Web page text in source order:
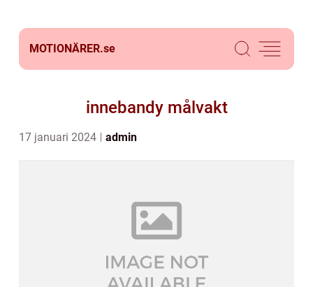
MOTIONÄRER.se
innebandy målvakt
17 januari 2024 admin